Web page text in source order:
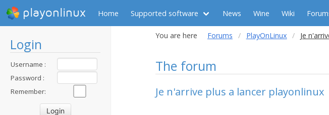
playonlinux Home Supported software News Wine Wiki
Login
Username :
Password :
Remember:
You are here Forums PlayOnLinux Je
The forum
Je n'arrive plus a lancer playonlinux